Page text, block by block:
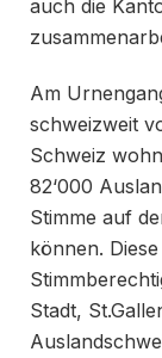
auch die
Am
schweizweit
Schweiz
82‘000
Stimme auf
können.
Stadt,